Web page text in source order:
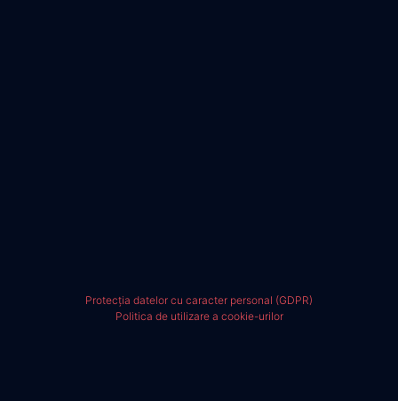
Protecția datelor cu caracter personal (GDPR)
Politica de utilizare a cookie-urilor